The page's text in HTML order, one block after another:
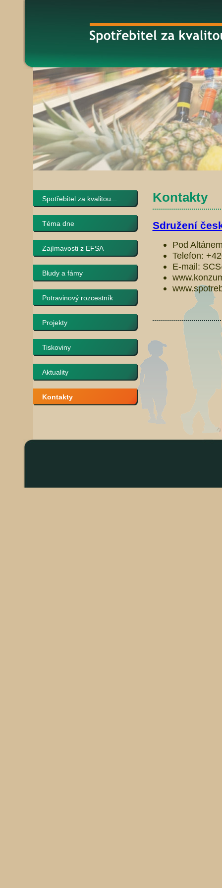
Spotřebitel za kvalitou...
Téma dne
Zajímavosti z EFSA
Bludy a fámy
Potravinový rozcestník
Projekty
Tiskoviny
Aktuality
Kontakty
Kontakty
Sdružení
Pod
Telefon:
E-mail: